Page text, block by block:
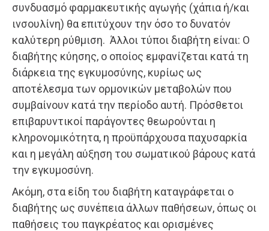
συνδυασμό φαρμακευτικής αγωγής (χάπια ή/και
ινσουλίνη) θα επιτύχουν την όσο το δυνατόν
καλύτερη ρύθμιση. Άλλοι τύποι διαβήτη είναι: Ο
διαβήτης κύησης, ο οποίος εμφανίζεται κατά τη
διάρκεια της εγκυμοσύνης, κυρίως ως
αποτέλεσμα των ορμονικών μεταβολών που
συμβαίνουν κατά την περίοδο αυτή. Πρόσθετοι
επιβαρυντικοί παράγοντες θεωρούνται η
κληρονομικότητα, η προϋπάρχουσα παχυσαρκία
και η μεγάλη αύξηση του σωματικού βάρους κατά
την εγκυμοσύνη.
Ακόμη, στα είδη του διαβήτη καταγράφεται ο
διαβήτης ως συνέπεια άλλων παθήσεων, όπως οι
παθήσεις του παγκρέατος και ορισμένες